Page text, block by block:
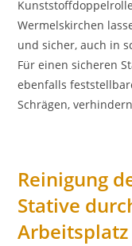
Wermelskirchen
und sicher, auch in
Für einen sicheren
ebenfalls
Schrägen,
Reinigung
Stative
Arbeitsplatz